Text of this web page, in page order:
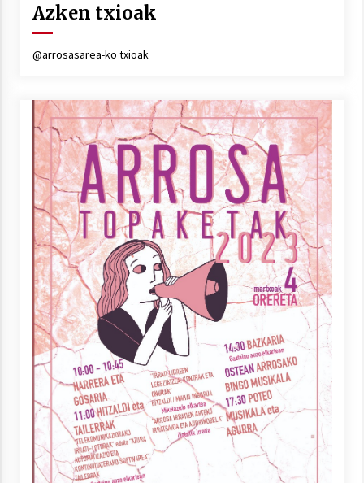
Azken txioak
@arrosasarea-ko txioak